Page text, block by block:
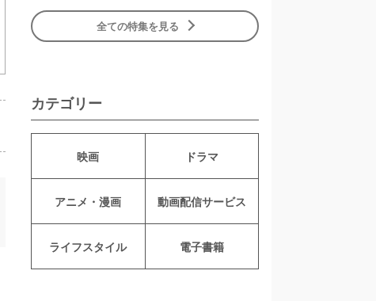
全ての特集を見る
カテゴリー
映画 ドラマ
アニメ・漫画 動画配信サービス
ライフスタイル 電子書籍